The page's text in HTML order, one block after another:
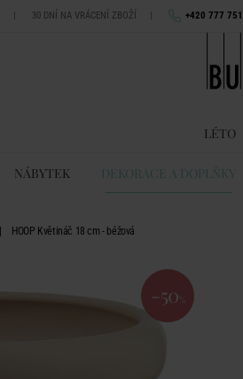
| 30 DNÍ NA VRÁCENÍ ZBOŽÍ | +420 777
LÉTO
NÁBYTEK DEKORACE A DOPLŇKY
HOOP Květináč 18 cm - béžová
-50 %